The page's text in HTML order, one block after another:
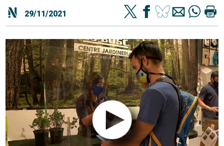
29/11/2021